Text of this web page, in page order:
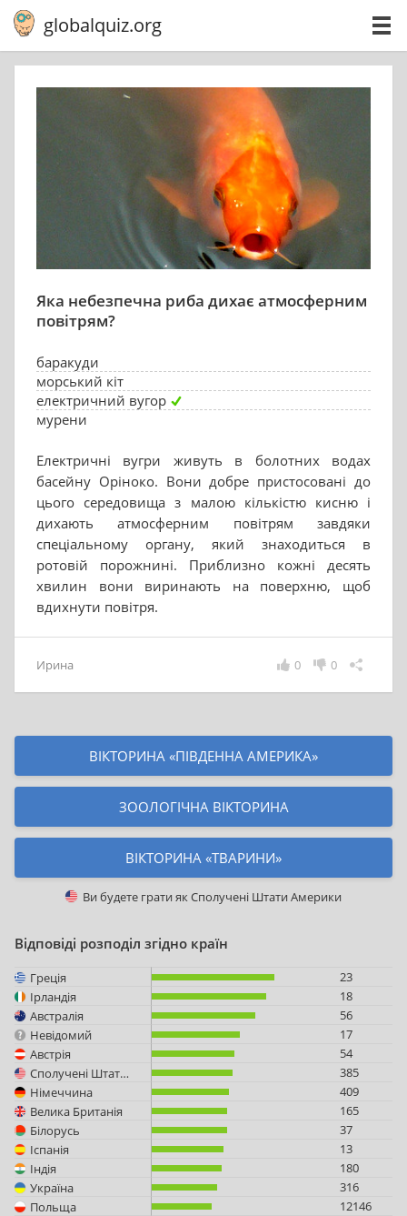
globalquiz.org
Яка небезпечна риба дихає атмосферним
повітрям?
баракуди
морський кіт
електричний вугор
мурени
Електричні вугри живуть в болотних водах
басейну Оріноко. Вони добре пристосовані до
цього середовища з малою кількістю кисню і
дихають атмосферним повітрям завдяки
спеціальному органу, який знаходиться в
ротовій порожнині. Приблизно кожні десять
хвилин вони виринають на поверхню, щоб
вдихнути повітря.
Ирина 0
0
ВІКТОРИНА «ПІВДЕННА АМЕРИКА»
ЗООЛОГІЧНА ВІКТОРИНА
ВІКТОРИНА «ТВАРИНИ»
Ви будете грати якСполучені Штати Америки
Відповіді розподіл згідно країн
Греція
23
Ірландія
18
Австралія
56
Невідомий
17
Австрія
54
Сполучені Штати Америки
385
Німеччина
409
Велика Британія
165
Білорусь
37
Іспанія
13
Індія
180
Україна
316
Польща
12146